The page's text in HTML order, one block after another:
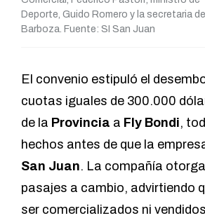
Deporte, Guido Romero y la secretaria
Barboza. Fuente: SI San Juan
El convenio estipuló el
cuotas iguales de 300.000
de la Provincia a Fly Bondi,
hechos antes de que la
San Juan. La compañía
pasajes a cambio, advirtiendo
ser comercializados ni